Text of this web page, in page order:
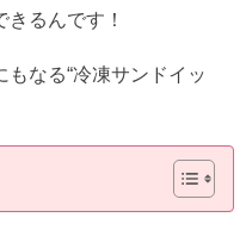
るんです！
なる“冷凍サンドイッ